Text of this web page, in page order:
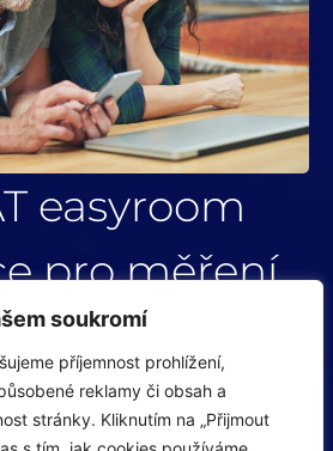
soukromí
příjemnost prohlížení,
reklamy či obsah a
stránky. Kliknutím na „Přijmout
easyroom
pro měření
CARAT easyroom si
vlastností je její plná
kuchyni a
měření přímo do CARAT